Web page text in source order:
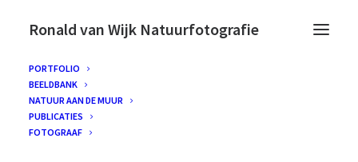
Ronald van Wijk Natuurfotografie
PORTFOLIO
BEELDBANK
NATUUR AAN DE MUUR
PUBLICATIES
FOTOGRAAF
CATEGORIEËN